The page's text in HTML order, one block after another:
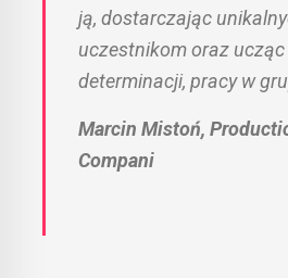
ją, dostarczając
uczestnikom oraz ucząc
determinacji, pracy w
Marcin Mistoń,
Compani